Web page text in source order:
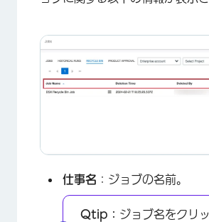
仕事名 ：ジョブの名前。
Qtip： ジョブ名をクリ